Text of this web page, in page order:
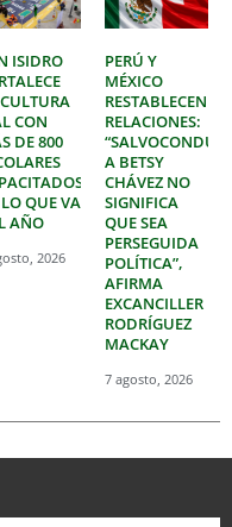
ISIDRO
CON
DE 800
QUE VA
AÑO
2026
PERÚ Y
MÉXICO
RESTABLECEN
RELACIONES:
A BETSY
CHÁVEZ NO
SIGNIFICA
QUE SEA
PERSEGUIDA
POLÍTICA”,
AFIRMA
EXCANCILLER
RODRÍGUEZ
MACKAY
7 agosto, 2026